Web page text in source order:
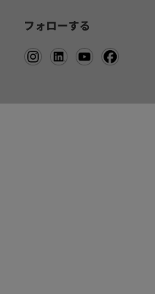
フォローする